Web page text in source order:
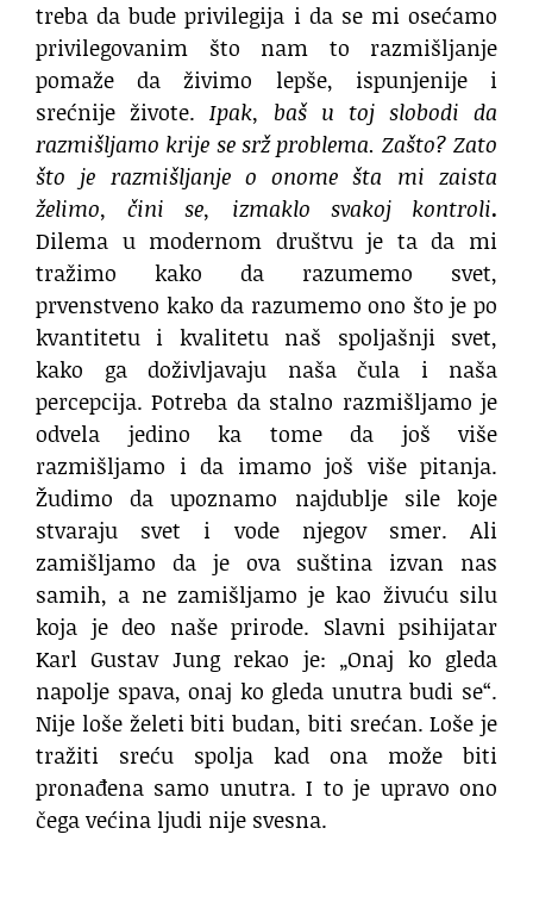
treba da bude privilegija i da se mi osećamo
privilegovanim što nam to razmišljanje
pomaže da živimo lepše, ispunjenije i
srećnije živote. Ipak, baš u toj slobodi da
razmišljamo krije se srž problema. Zašto? Zato
što je razmišljanje o onome šta mi zaista
želimo, čini se, izmaklo svakoj kontroli.
Dilema u modernom društvu je ta da mi
tražimo kako da razumemo svet,
prvenstveno kako da razumemo ono što je po
kvantitetu i kvalitetu naš spoljašnji svet,
kako ga doživljavaju naša čula i naša
percepcija. Potreba da stalno razmišljamo je
odvela jedino ka tome da još više
razmišljamo i da imamo još više pitanja.
Žudimo da upoznamo najdublje sile koje
stvaraju svet i vode njegov smer. Ali
zamišljamo da je ova suština izvan nas
samih, a ne zamišljamo je kao živuću silu
koja je deo naše prirode. Slavni psihijatar
Karl Gustav Jung rekao je: „Onaj ko gleda
napolje spava, onaj ko gleda unutra budi se“.
Nije loše želeti biti budan, biti srećan. Loše je
tražiti sreću spolja kad ona može biti
pronađena samo unutra. I to je upravo ono
čega većina ljudi nije svesna.